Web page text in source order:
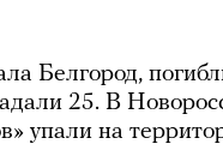
Белгород,
25. В
упали на